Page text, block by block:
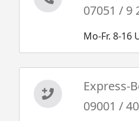
07051 / 9
Mo-Fr. 8-16
Express-
09001 /